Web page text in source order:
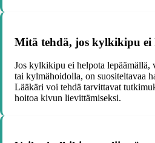
Mitä tehdä, jos kylkikipu ei
Jos kylkikipu ei helpota lepäämällä,
tai kylmähoidolla, on suositeltavaa
Lääkäri voi tehdä tarvittavat
hoitoa kivun lievittämiseksi.